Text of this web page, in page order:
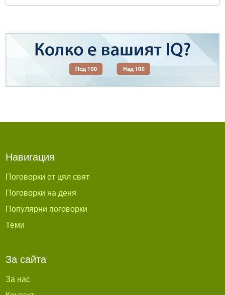
Навигация
Поговорки от цял свят
Поговорки на деня
Популярни поговорки
Теми
За сайта
За нас